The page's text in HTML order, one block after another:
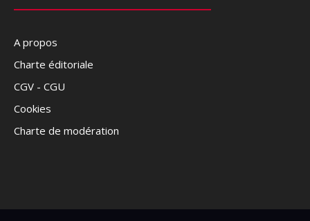
A propos
Charte éditoriale
CGV - CGU
Cookies
Charte de modération